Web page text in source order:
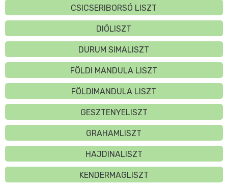
CSICSERIBORSÓ LISZT
DIÓLISZT
DURUM SIMALISZT
FÖLDI MANDULA LISZT
FÖLDIMANDULA LISZT
GESZTENYELISZT
GRAHAMLISZT
HAJDINALISZT
KENDERMAGLISZT